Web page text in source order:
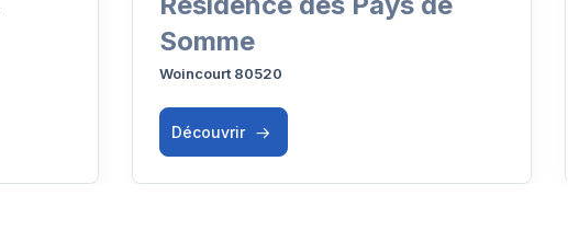
Somme
Woincourt 80520
Découvrir